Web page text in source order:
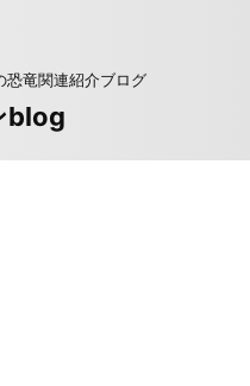
竜関連紹介ブログ
blog